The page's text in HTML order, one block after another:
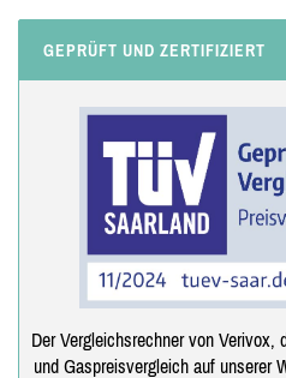
GEPRÜFT UND ZERTIFIZIERT
Der Vergleichsrechner von Verivox,
und Gaspreisvergleich auf unserer